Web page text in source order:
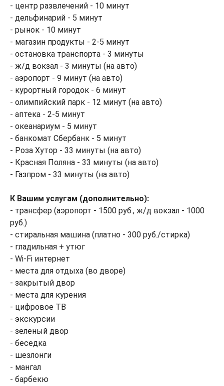
- центр развлечений - 10 минут
- дельфинарий - 5 минут
- рынок - 10 минут
- магазин продукты - 2-5 минут
- остановка транспорта - 3 минуты
- ж/д вокзал - 3 минуты (на авто)
- аэропорт - 9 минут (на авто)
- курортный городок - 6 минут
- олимпийский парк - 12 минут (на авто)
- аптека - 2-5 минут
- океанариум - 5 минут
- банкомат Сбербанк - 5 минут
- Роза Хутор - 33 минуты (на авто)
- Красная Поляна - 33 минуты (на авто)
- Газпром - 33 минуты (на авто)
К Вашим услугам (дополнительно):
- трансфер (аэропорт - 1500 руб., ж/д вокзал - 1000
руб.)
- стиральная машина (платно - 300 руб./стирка)
- гладильная + утюг
- Wi-Fi интернет
- места для отдыха (во дворе)
- закрытый двор
- места для курения
- цифровое ТВ
- экскурсии
- зеленый двор
- беседка
- шезлонги
- мангал
- барбекю